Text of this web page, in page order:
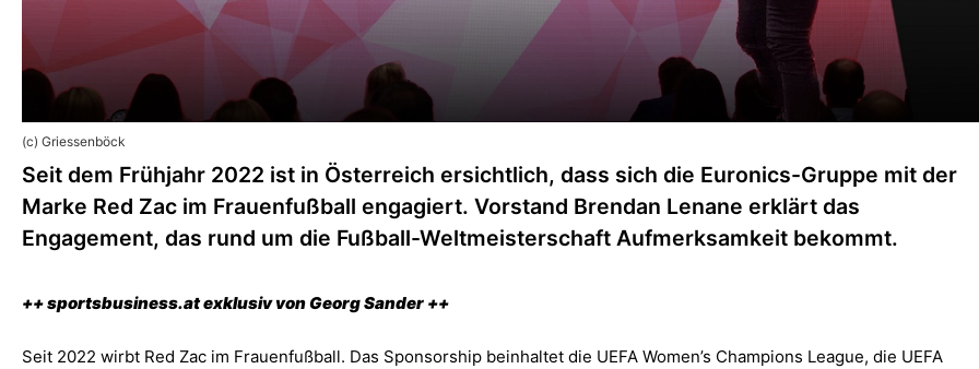
(c) Griessenböck
Seit dem Frühjahr 2022 ist in Österreich ersichtlich, dass sich die Euronics-Gruppe mit der
Marke Red Zac im Frauenfußball engagiert. Vorstand Brendan Lenane erklärt das
Engagement, das rund um die Fußball-Weltmeisterschaft Aufmerksamkeit bekommt.
++ sportsbusiness.at exklusiv von Georg Sander ++
Seit 2022 wirbt Red Zac im Frauenfußball. Das Sponsorship beinhaltet die UEFA Women’s Champions League, die UEFA